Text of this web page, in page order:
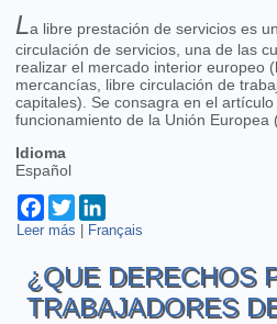
La libre prestación de servicios es
circulación de servicios, una de las
realizar el mercado interior europeo
mercancías, libre circulación de
capitales). Se consagra en el
funcionamiento de la Unión Europea
Idioma
Español
Facebook
Twitter
Leer más sobre ¿Que derechos para los
Français
¿QUE DERECHOS
TRABAJADORES